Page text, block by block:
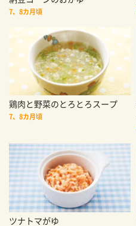
7、8カ月頃
鶏肉と野菜のとろとろスープ
7、8カ月頃
ツナトマがゆ